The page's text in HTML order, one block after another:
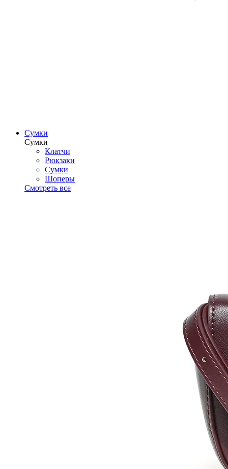
Сумки
Сумки
Клатчи
Рюкзаки
Сумки
Шоперы
Смотреть все